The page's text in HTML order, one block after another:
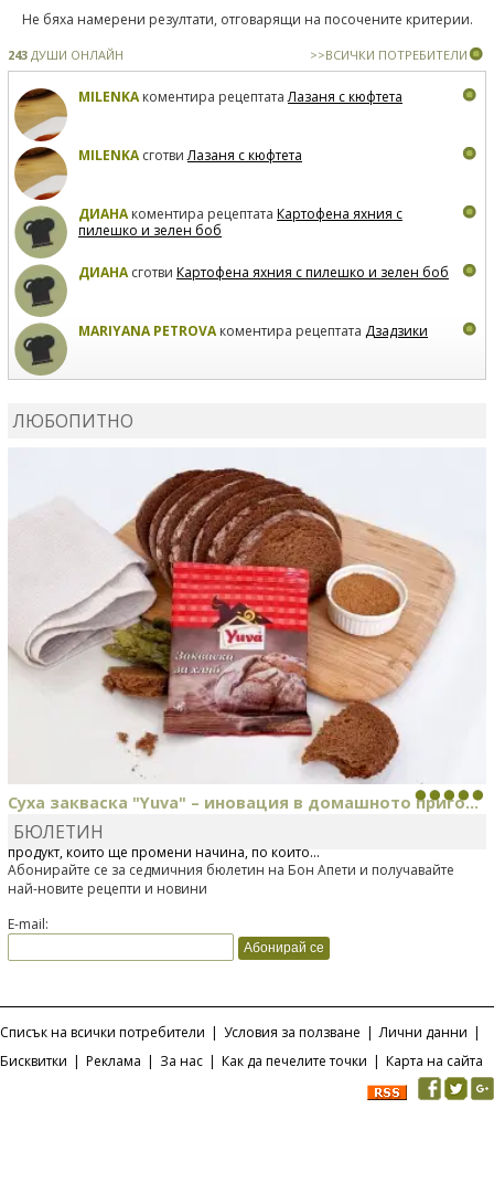
Не бяха намерени резултати, отговарящи на посочените критерии.
243 ДУШИ ОНЛАЙН >>ВСИЧКИ ПОТРЕБИТЕЛИ
MILENKAкоментира рецептатаЛазаня с кюфтета
MILENKAсготвиЛазаня с кюфтета
ДИАНАкоментира рецептата Картофена яхния с
пилешко и зелен боб
ДИАНАсготви Картофена яхния с пилешко и зелен боб
MARIYANA PETROVAкоментира рецептата Дзадзики
ЛЮБОПИТНО
Суха закваска "Yuva" – иновация в домашното приго...
Отскоро Лесафр България стартира предлагането на изцяло нов
продукт, който ще промени начина, по който...
БЮЛЕТИН
Абонирайте се за седмичния бюлетин на Бон Апети и получавайте
най-новите рецепти и новини
E-mail:
Списък на всички потребители | Условия за ползване | Лични данни |
Бисквитки | Реклама | За нас | Как да печелите точки | Карта на сайта